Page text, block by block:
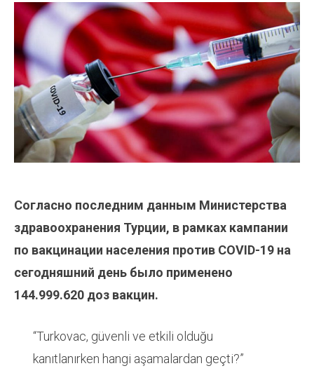
Согласно последним данным Министерства
здравоохранения Турции, в рамках кампании
по вакцинации населения против COVID-19 на
сегодняшний день было применено
144.999.620 доз вакцин.
“Turkovac, güvenli ve etkili olduğu
kanıtlanırken hangi aşamalardan geçti?”